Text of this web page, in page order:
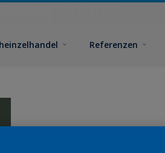
Referenzen